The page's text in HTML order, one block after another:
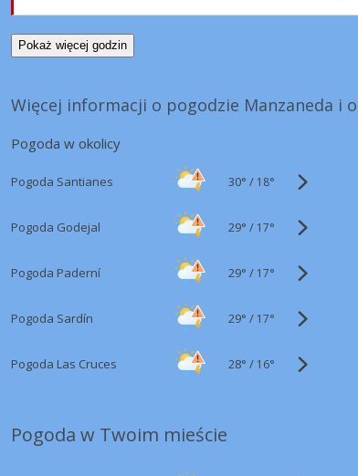
Pokaż więcej godzin
Więcej informacji o pogodzie Manzaneda i
Pogoda w okolicy
Pogoda Santianes 30° / 18°
Pogoda Godejal 29° / 17°
Pogoda Paderní 29° / 17°
Pogoda Sardín 29° / 17°
Pogoda Las Cruces 28° / 16°
Pogoda w Twoim mieście